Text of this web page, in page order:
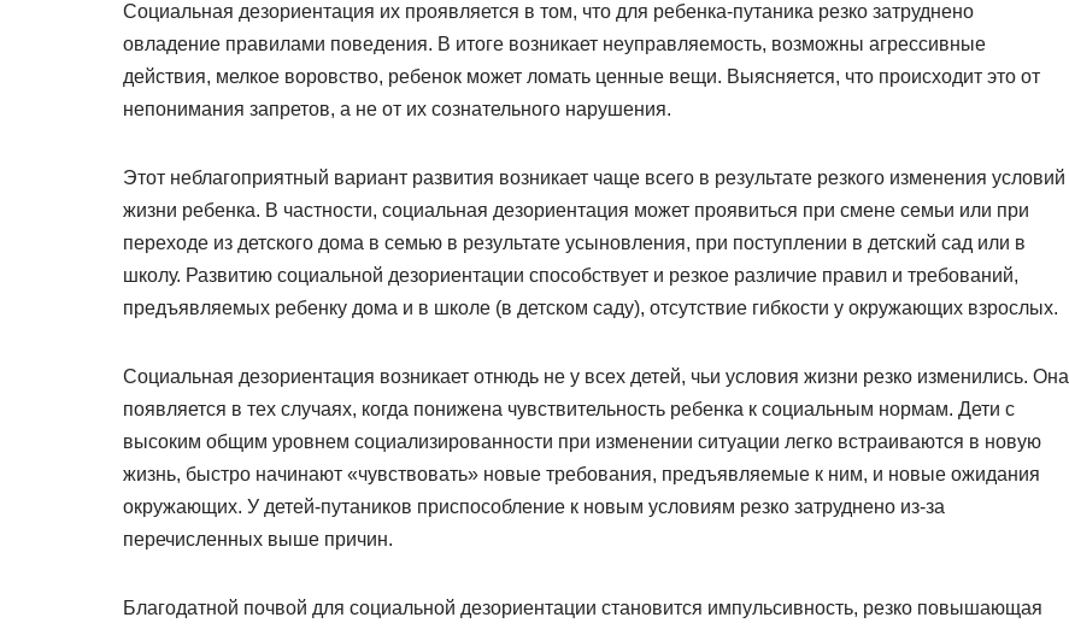
Социальная дезориентация их проявляется в том, что для ребенка-путаника резко затруднено
овладение правилами поведения. В итоге возникает неуправляемость, возможны агрессивные
действия, мелкое воровство, ребенок может ломать ценные вещи. Выясняется, что происходит это от
непонимания запретов, а не от их сознательного нарушения.
Этот неблагоприятный вариант развития возникает чаще всего в результате резкого изменения условий
жизни ребенка. В частности, социальная дезориентация может проявиться при смене семьи или при
переходе из детского дома в семью в результате усыновления, при поступлении в детский сад или в
школу. Развитию социальной дезориентации способствует и резкое различие правил и требований,
предъявляемых ребенку дома и в школе (в детском саду), отсутствие гибкости у окружающих взрослых.
Социальная дезориентация возникает отнюдь не у всех детей, чьи условия жизни резко изменились. Она
появляется в тех случаях, когда понижена чувствительность ребенка к социальным нормам. Дети с
высоким общим уровнем социализированности при изменении ситуации легко встраиваются в новую
жизнь, быстро начинают «чувствовать» новые требования, предъявляемые к ним, и новые ожидания
окружающих. У детей-путаников приспособление к новым условиям резко затруднено из-за
перечисленных выше причин.
Благодатной почвой для социальной дезориентации становится импульсивность, резко повышающая